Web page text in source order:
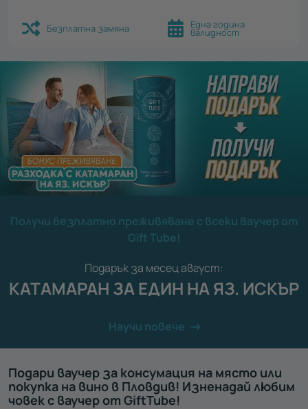
Безплатна замяна Една година
валидност
Получи безплатно преживяване с всеки ваучер от
Gift Tube!
Подарък за месец август:
КАТАМАРАН ЗА ЕДИН НА ЯЗ. ИСКЪР
Научи повече
Подари ваучер за консумация на място или
покупка на вино в Пловдив! Изненадай любим
човек с ваучер от GiftTube!